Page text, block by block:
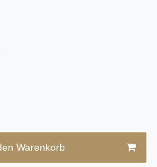
Warenkorb